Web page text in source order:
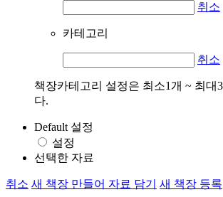
취소
카테고리
취소
책장카테고리 설정은 최소1개 ~ 최대
다.
Default 설정
설정
선택한 자료
취소 새 책장 만들어 자료 담기 새 책장 등록